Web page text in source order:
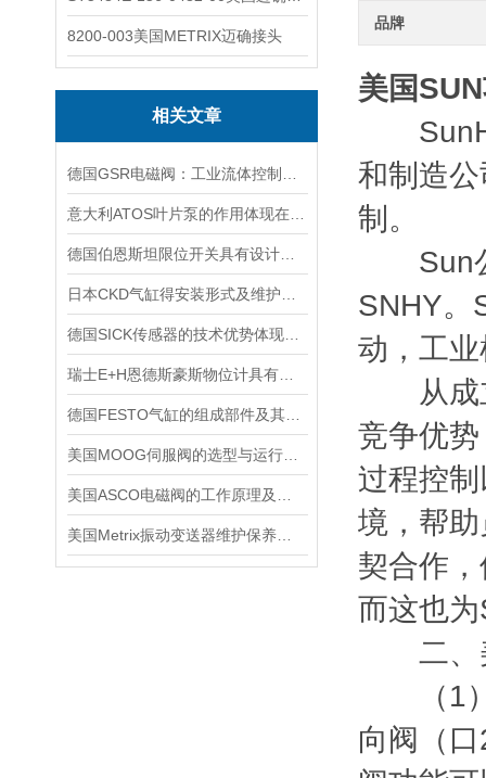
8200-003美国METRIX迈确接头
相关文章
品牌
美国
和制造
制。
Sun公
SNHY。
动，工
从成立
竞争优
过程控
境，帮
契合作
而这也
二、美
（1）
向阀（